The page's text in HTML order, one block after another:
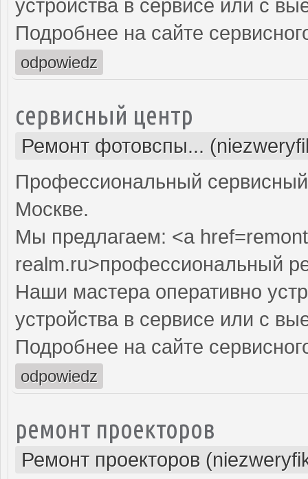
устройства в сервисе или с
Подробнее на сайте
odpowiedz
сервисный центр
Ремонт фотовспы...
Профессиональный
Москве.
Мы предлагаем: <a
realm.ru>профессиональный
Наши мастера оперативно
устройства в сервисе или с
Подробнее на сайте
odpowiedz
ремонт проекторов
Ремонт проекторов